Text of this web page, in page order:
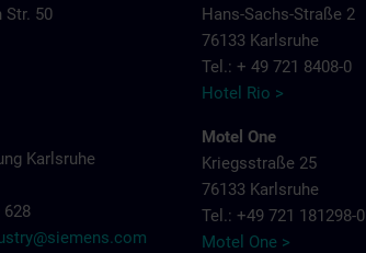
Str. 50
Karlsruhe
628
Hans-Sachs-Straße 2
76133 Karlsruhe
Tel.: + 49 721 8408-0
Hotel Rio >
Motel One
Kriegsstraße 25
76133 Karlsruhe
Tel.: +49 721 181298-0
Motel One >